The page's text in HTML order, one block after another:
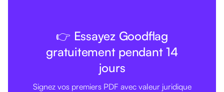
👉 Essayez Goodflag
gratuitement pendant 14
jours
Signez vos premiers PDF avec valeur juridique